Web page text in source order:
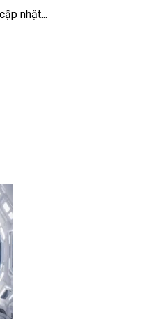
nhật...